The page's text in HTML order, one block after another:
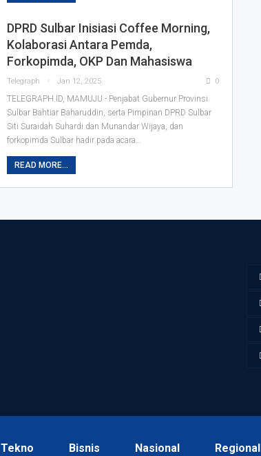
DPRD Sulbar Inisiasi Coffee Morning,
Kolaborasi Antara Pemda,
Forkopimda, OKP Dan Mahasiswa
Telegraph Jan 12, 2025 0
TELEGRAPH.ID, MAMUJU - Penjabat Gubernur Provinsi
Sulbar Bahtiar Baharuddin, serta Pimpinan DPRD Sulbar
Siti Suraidah Suhardi dan Munandar Wijaya, dan
forkopimda Sulbar hadir pada acara…
READ MORE...
Tekno Bisnis Nasional Regional